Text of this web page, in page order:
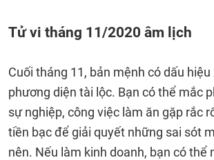
Tử vi tháng 11/2020 âm lịch
Cuối tháng 11, bản mệnh có dấu
phương diện tài lộc. Bạn có thể mắc
sự nghiệp, công việc làm ăn gặp rắc
tiền bạc để giải quyết những sai sót
nên. Nếu làm kinh doanh, bạn có thể